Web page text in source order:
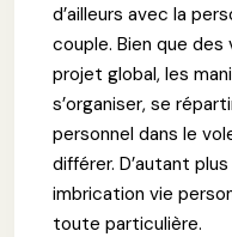
d’ailleurs avec la
couple. Bien que
projet global, les
s’organiser, se
personnel dans le
différer. D’autant
imbrication vie
toute particulière.